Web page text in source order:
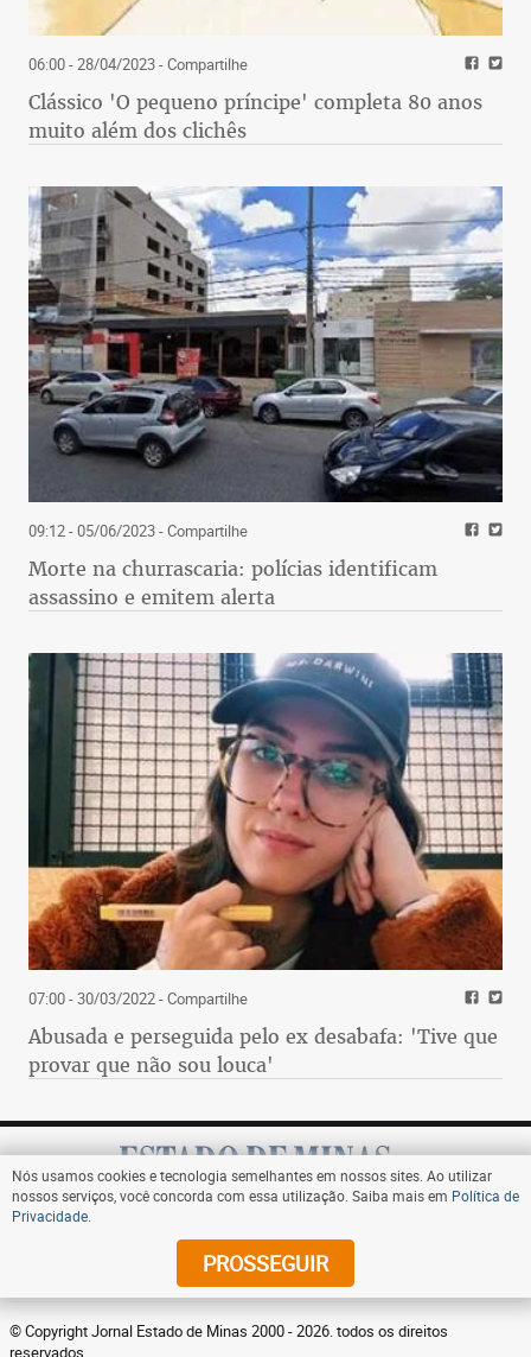
06:00 - 28/04/2023- Compartilhe
Clássico 'O pequeno príncipe' completa 80 anos
muito além dos clichês
09:12 - 05/06/2023- Compartilhe
Morte na churrascaria: polícias identificam
assassino e emitem alerta
07:00 - 30/03/2022- Compartilhe
Abusada e perseguida pelo ex desabafa: 'Tive que
provar que não sou louca'
Assine
© Copyright Jornal Estado de Minas 2000 - 2026. todos os direitos
reservados.
Nós usamos cookies e tecnologia semelhantes em nossos sites. Ao utilizar
nossos serviços, você concorda com essa utilização. Saiba mais em Política de
Privacidade
PROSSEGUIR